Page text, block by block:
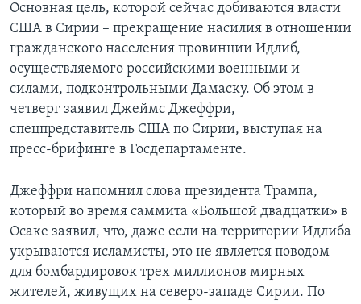
Основная цель, которой сейчас добиваются власти
США в Сирии – прекращение насилия в отношении
гражданского населения провинции Идлиб,
осуществляемого российскими военными и
силами, подконтрольными Дамаску. Об этом в
четверг заявил Джеймс Джеффри,
спецпредставитель США по Сирии, выступая на
пресс-брифинге в Госдепартаменте.
Джеффри напомнил слова президента Трампа,
который во время саммита «Большой двадцатки» в
Осаке заявил, что, даже если на территории Идлиба
укрываются исламисты, это не является поводом
для бомбардировок трех миллионов мирных
жителей, живущих на северо-западе Сирии. По